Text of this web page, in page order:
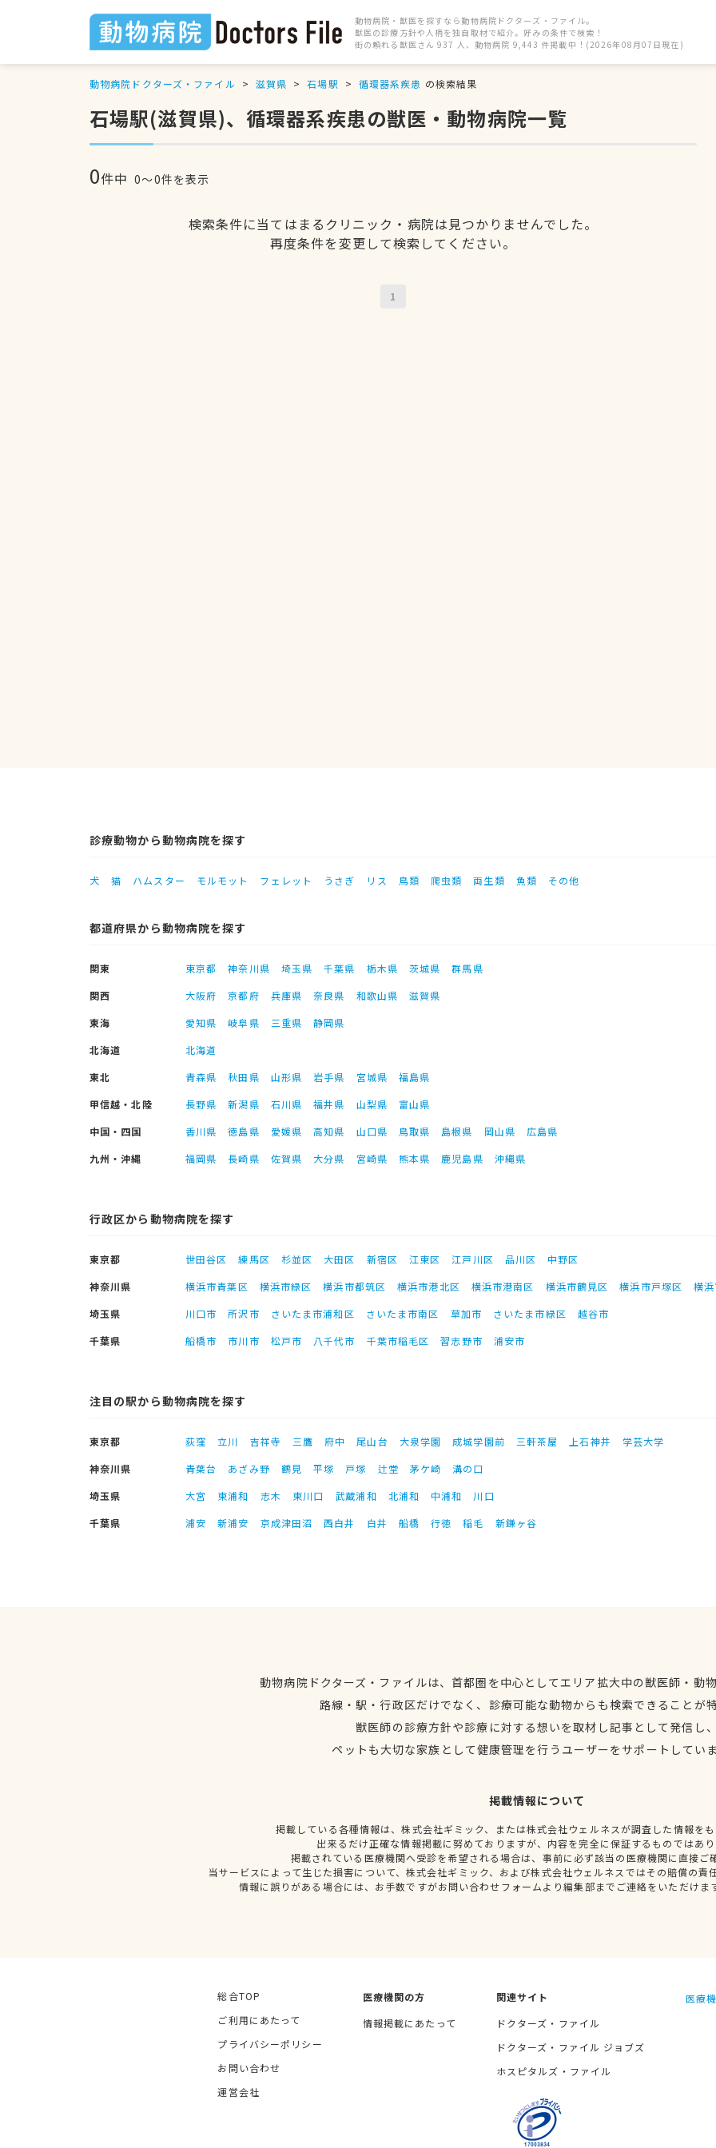
動物病院・獣医を探すなら動物病院ドクターズ・ファイル。
獣医の診療方針や人柄を独自取材で紹介。好みの条件で検索！
街の頼れる獣医さん 937 人、動物病院 9,443 件掲載中！(2026年08月07日現在)
動物病院ドクターズ・ファイル 滋賀県 石場駅 循環器系疾患 の検索結果
石場駅(滋賀県)、循環器系疾患の獣医・動物病院一覧
0件中 0〜0件を表示
検索条件に当てはまるクリニック・病院は見つかりませんでした。
再度条件を変更して検索してください。
1
診療動物から動物病院を探す
犬 猫 ハムスター モルモット フェレット うさぎ リス 鳥類 爬虫類 両生類 魚類 その他
都道府県から動物病院を探す
関東 東京都 神奈川県 埼玉県 千葉県 栃木県 茨城県
群馬県
関西
大阪府 京都府 兵庫県 奈良県 和歌山県
滋賀県
東海
愛知県 岐阜県 三重県
静岡県
北海道
北海道
東北
青森県 秋田県 山形県 岩手県 宮城県
福島県
甲信越・北陸
長野県 新潟県 石川県 福井県 山梨県
富山県
中国・四国
香川県 徳島県 愛媛県 高知県 山口県 鳥取県 島根県 岡山県
広島県
九州・沖縄
福岡県 長崎県 佐賀県 大分県 宮崎県 熊本県 鹿児島県 沖縄県
行政区から動物病院を探す
東京都 世田谷区 練馬区 杉並区 大田区 新宿区 江東区 江戸川区 品川区
中野区
神奈川県
横浜市青葉区 横浜市緑区 横浜市都筑区 横浜市港北区 横浜市港南区 横浜市鶴見区 横浜市戸塚区
横
埼玉県
川口市 所沢市 さいたま市浦和区 さいたま市南区 草加市 さいたま市緑区
越谷市
千葉県
船橋市 市川市 松戸市 八千代市 千葉市稲毛区 習志野市 浦安市
注目の駅から動物病院を探す
東京都 荻窪 立川 吉祥寺 三鷹 府中 尾山台 大泉学園 成城学園前 三軒茶屋 上石神井
学芸大学
神奈川県
青葉台 あざみ野 鶴見 平塚 戸塚 辻堂 茅ケ崎
溝の口
埼玉県
大宮 東浦和 志木 東川口 武蔵浦和 北浦和 中浦和
川口
千葉県
浦安 新浦安 京成津田沼 西白井 白井 船橋 行徳 稲毛 新鎌ヶ谷
動物病院ドクターズ・ファイルは、首都圏を中心としてエリア拡大中の獣医師・動
路線・駅・行政区だけでなく、診療可能な動物からも検索できることが
獣医師の診療方針や診療に対する想いを取材し記事として発信し
ペットも大切な家族として健康管理を行うユーザーをサポートしてい
掲載情報について
掲載している各種情報は、株式会社ギミック、または株式会社ウェルネスが調査した情報を
出来るだけ正確な情報掲載に努めておりますが、内容を完全に保証するものではあ
掲載されている医療機関へ受診を希望される場合は、事前に必ず該当の医療機関に直接ご
当サービスによって生じた損害について、株式会社ギミック、および株式会社ウェルネスではその賠償の責
情報に誤りがある場合には、お手数ですがお問い合わせフォームより編集部までご連絡をいただけま
総合TOP
ご利用にあたって
プライバシーポリシー
お問い合わせ
運営会社
医療機関の方
情報掲載にあたって
関連サイト
ドクターズ・ファイル
ドクターズ・ファイル ジョブズ
ホスピタルズ・ファイル
医療